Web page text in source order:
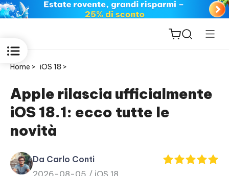
ReiBoot
for iOS
PDNob
New
Home > iOS 18 >
Apple rilascia ufficialmente
iOS 18.1: ecco tutte le
novità
Da Carlo Conti